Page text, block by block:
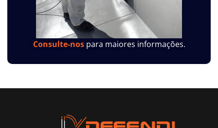
Consulte-nospara maiores informações.